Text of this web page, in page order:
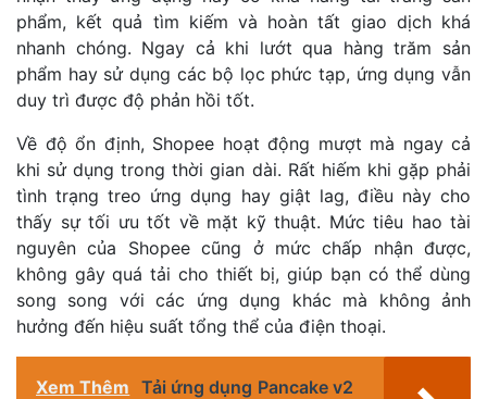
phẩm, kết quả tìm kiếm và hoàn tất giao dịch khá
nhanh chóng. Ngay cả khi lướt qua hàng trăm sản
phẩm hay sử dụng các bộ lọc phức tạp, ứng dụng vẫn
duy trì được độ phản hồi tốt.
Về độ ổn định, Shopee hoạt động mượt mà ngay cả
khi sử dụng trong thời gian dài. Rất hiếm khi gặp phải
tình trạng treo ứng dụng hay giật lag, điều này cho
thấy sự tối ưu tốt về mặt kỹ thuật. Mức tiêu hao tài
nguyên của Shopee cũng ở mức chấp nhận được,
không gây quá tải cho thiết bị, giúp bạn có thể dùng
song song với các ứng dụng khác mà không ảnh
hưởng đến hiệu suất tổng thể của điện thoại.
Xem Thêm Tải ứng dụng Pancake v2